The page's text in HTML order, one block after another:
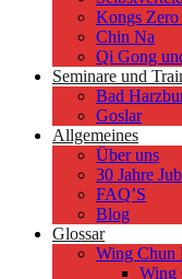
Kongs
Chin Na
Qi Gong
Seminare und
Bad
Goslar
Allgemeines
Über uns
30 Jahre
FAQ’S
Blog
Glossar
Wing Chun
Wing